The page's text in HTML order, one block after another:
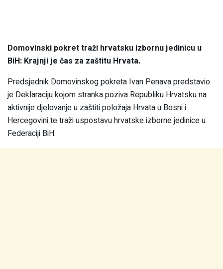
Domovinski pokret traži hrvatsku izbornu jedinicu u
BiH: Krajnji je čas za zaštitu Hrvata.
Predsjednik Domovinskog pokreta Ivan Penava predstavio
je Deklaraciju kojom stranka poziva Republiku Hrvatsku na
aktivnije djelovanje u zaštiti položaja Hrvata u Bosni i
Hercegovini te traži uspostavu hrvatske izborne jedinice u
Federaciji BiH.